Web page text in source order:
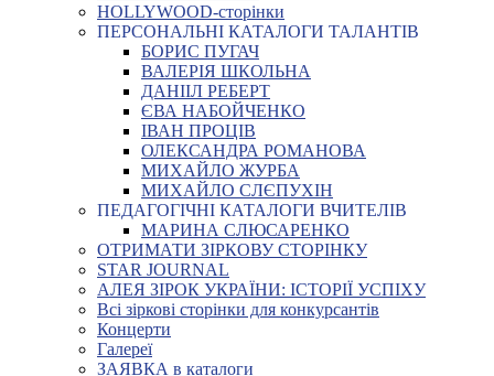
HOLLYWOOD-сторінки
ПЕРСОНАЛЬНІ КАТАЛОГИ ТАЛАНТІВ
БОРИС ПУГАЧ
ВАЛЕРІЯ ШКОЛЬНА
ДАНІІЛ РЕБЕРТ
ЄВА НАБОЙЧЕНКО
ІВАН ПРОЦІВ
ОЛЕКСАНДРА РОМАНОВА
МИХАЙЛО ЖУРБА
МИХАЙЛО СЛЄПУХІН
ПЕДАГОГІЧНІ КАТАЛОГИ ВЧИТЕЛІВ
МАРИНА СЛЮСАРЕНКО
ОТРИМАТИ ЗІРКОВУ СТОРІНКУ
STAR JOURNAL
АЛЕЯ ЗІРОК УКРАЇНИ: ІСТОРІЇ УСПІХУ
Всі зіркові сторінки для конкурсантів
Концерти
Галереї
ЗАЯВКА в каталоги